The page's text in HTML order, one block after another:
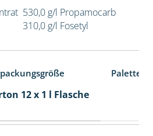
530,0 g/l Propamocarb
310,0 g/l Fosetyl
12 x 1 l Flasche